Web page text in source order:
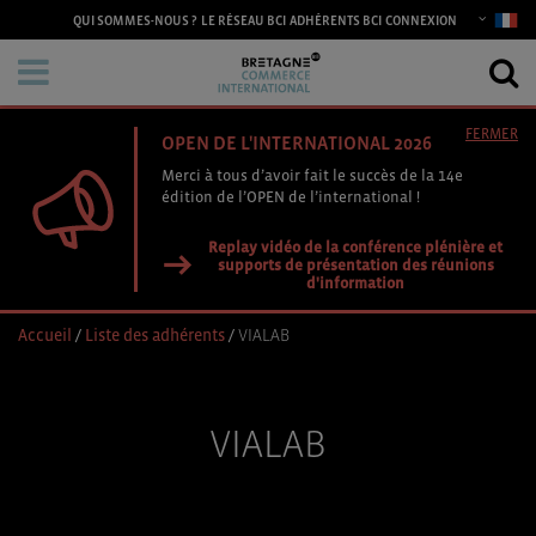
QUI SOMMES-NOUS ? LE RÉSEAU BCI ADHÉRENTS BCI CONNEXION
OPEN DE L'INTERNATIONAL 2026
Merci à tous d’avoir fait le succès de la 14e
édition de l’OPEN de l’international !
Replay vidéo de la conférence plénière et
supports de présentation des réunions
d'information
FERMER
Accueil / Liste des adhérents/VIALAB
VIALAB